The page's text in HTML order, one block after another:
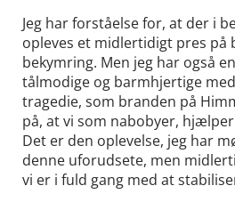
Jeg har forståelse for, at der i
opleves et midlertidigt pres på
bekymring. Men jeg har også
tålmodige og barmhjertige
tragedie, som branden på
på, at vi som nabobyer,
Det er den oplevelse, jeg har
denne uforudsete, men
vi er i fuld gang med at